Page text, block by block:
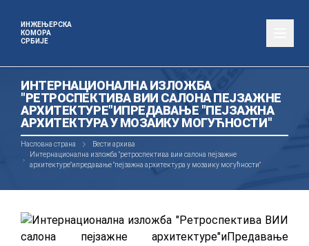
ИНЖЕЊЕРСКА
КОМОРА
СРБИЈЕ
ИНТЕРНАЦИОНАЛНА ИЗЛОЖБА
"РЕТРОСПЕКТИВА ВИИ САЛОНА ПЕЈЗАЖНЕ
АРХИТЕКТУРЕ"ИПРЕДАВАЊЕ "ПЕЈЗАЖНА
АРХИТЕКТУРА У МОЗАИКУ МОГУЋНОСТИ"
Насловна страна
Вести архива
Интернационална изложба "ретроспектива вии салона пејзажне
архитектуре"ипредавање "пејзажна архитектура у мозаику могућности"